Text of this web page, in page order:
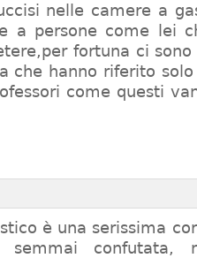
nelle camere a
a persone come lei
fortuna ci
che hanno riferito
come questi
è una serissima
confutata,